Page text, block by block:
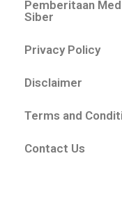
Pemberitaan
Siber
Privacy Policy
Disclaimer
Terms and
Contact Us